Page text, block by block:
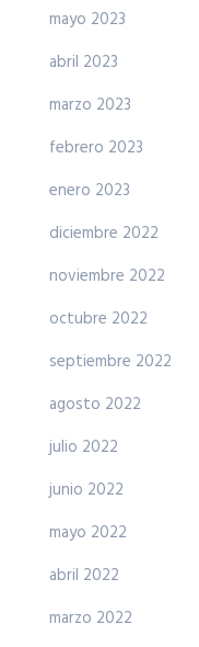
mayo 2023
abril 2023
marzo 2023
febrero 2023
enero 2023
diciembre 2022
noviembre 2022
octubre 2022
septiembre 2022
agosto 2022
julio 2022
junio 2022
mayo 2022
abril 2022
marzo 2022